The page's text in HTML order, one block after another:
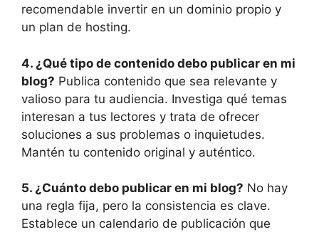
recomendable invertir en un dominio propio y
un plan de hosting.
4. ¿Qué tipo de contenido debo publicar en mi
blog? Publica contenido que sea relevante y
valioso para tu audiencia. Investiga qué temas
interesan a tus lectores y trata de ofrecer
soluciones a sus problemas o inquietudes.
Mantén tu contenido original y auténtico.
5. ¿Cuánto debo publicar en mi blog? No hay
una regla fija, pero la consistencia es clave.
Establece un calendario de publicación que